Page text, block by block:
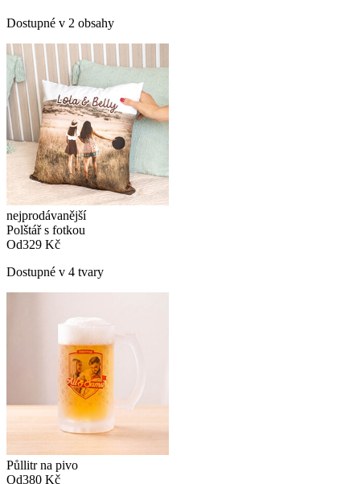
Dostupné v 2 obsahy
nejprodávanější
Polštář s fotkou
Od329 Kč
Dostupné v 4 tvary
Půllitr na pivo
Od380 Kč